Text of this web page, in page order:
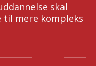
skal
mere kompleks